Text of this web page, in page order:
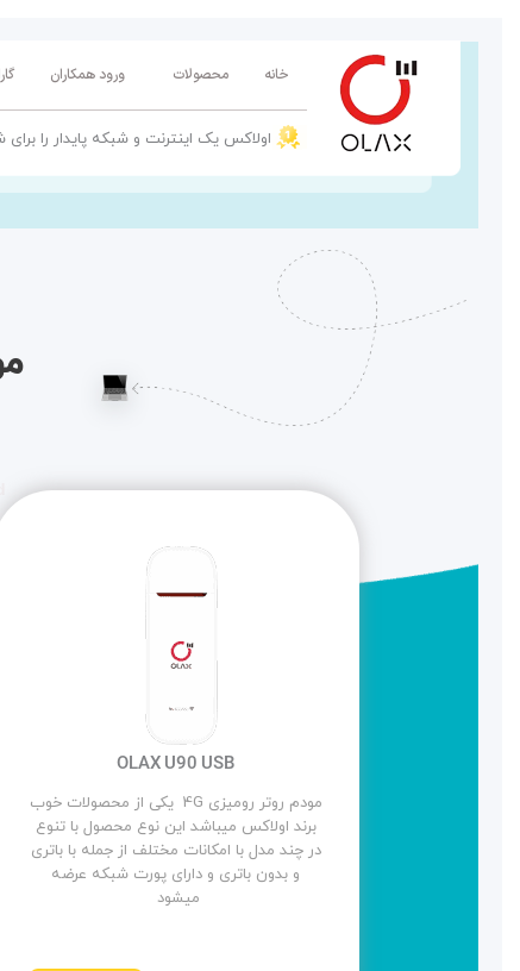
خانه محصولات ورود همکاران
اولاکس یک اینترنت و شبکه پایدار را
OLAX U90 USB
مودم روتر رومیزی 4G یکی از محصولات خوب
برند اولاکس میباشد این نوع محصول با تنوع
در چند مدل با امکانات مختلف از جمله با باتری
و بدون باتری و دارای پورت شبکه عرضه
میشود